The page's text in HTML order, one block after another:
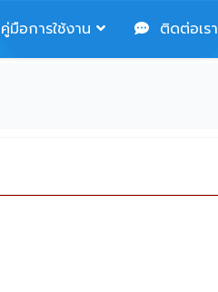
คู่มือการใช้งาน ติดต่อเรา